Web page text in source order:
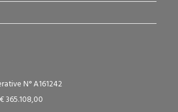
N° A161242
365.108,00